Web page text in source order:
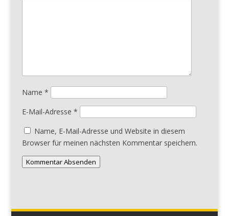
Name *
E-Mail-Adresse *
Name, E-Mail-Adresse und Website in diesem
Browser für meinen nächsten Kommentar speichern.
Kommentar Absenden